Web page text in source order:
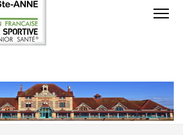
03100